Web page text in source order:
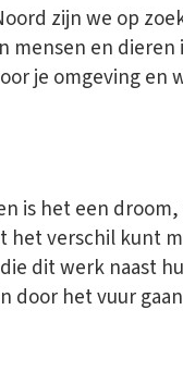
zijn we op
mensen en
je omgeving en
is het een
verschil kunt
dit werk naast
door het vuur